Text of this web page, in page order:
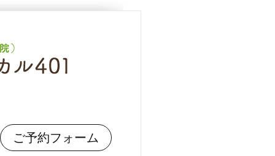
ご予約フォーム